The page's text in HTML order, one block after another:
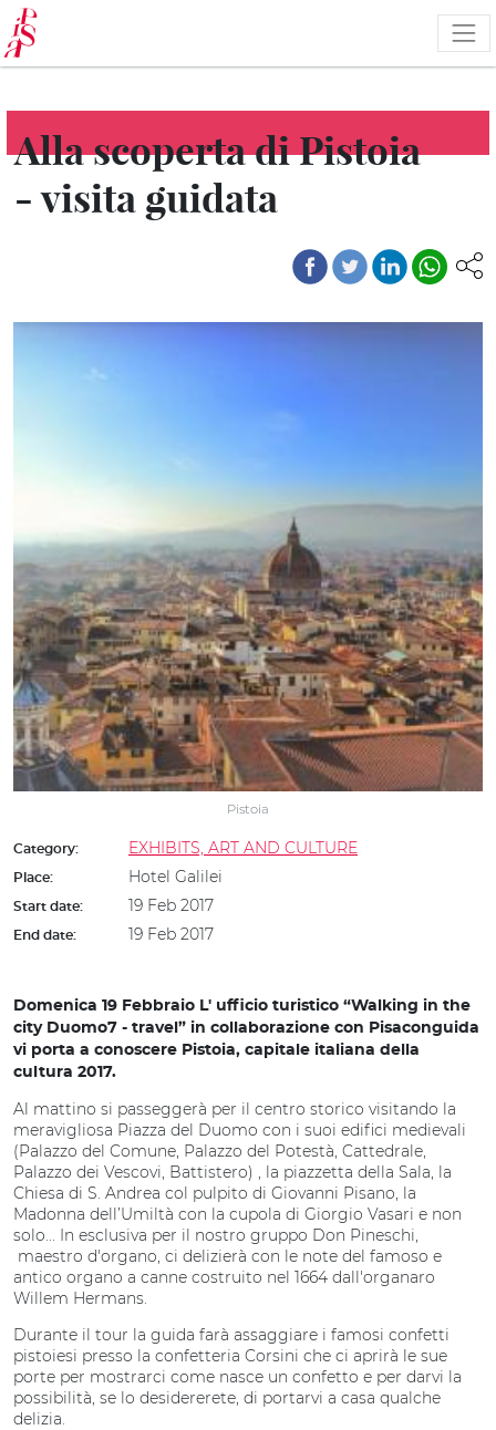
Skip
to
main
content
Alla scoperta di Pistoia
- visita guidata
Pistoia
Category: EXHIBITS, ART AND CULTURE
Place: Hotel Galilei
Start date: 19 Feb 2017
End date: 19 Feb 2017
Domenica 19 Febbraio L' ufficio turistico “Walking in the
city Duomo7 - travel” in collaborazione con Pisaconguida
vi porta a conoscere Pistoia, capitale italiana della
cultura 2017.
Al mattino si passeggerà per il centro storico visitando la
meravigliosa Piazza del Duomo con i suoi edifici medievali
(Palazzo del Comune, Palazzo del Potestà, Cattedrale,
Palazzo dei Vescovi, Battistero) , la piazzetta della Sala, la
Chiesa di S. Andrea col pulpito di Giovanni Pisano, la
Madonna dell’Umiltà con la cupola di Giorgio Vasari e non
solo... In esclusiva per il nostro gruppo Don Pineschi,
maestro d'organo, ci delizierà con le note del famoso e
antico organo a canne costruito nel 1664 dall'organaro
Willem Hermans.
Durante il tour la guida farà assaggiare i famosi confetti
pistoiesi presso la confetteria Corsini che ci aprirà le sue
porte per mostrarci come nasce un confetto e per darvi la
possibilità, se lo desidererete, di portarvi a casa qualche
delizia.